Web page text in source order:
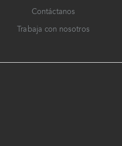
Contáctanos
Trabaja con nosotros